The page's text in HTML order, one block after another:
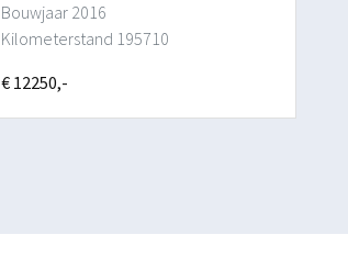
Bouwjaar 2016
Kilometerstand 195710
€ 12250,-